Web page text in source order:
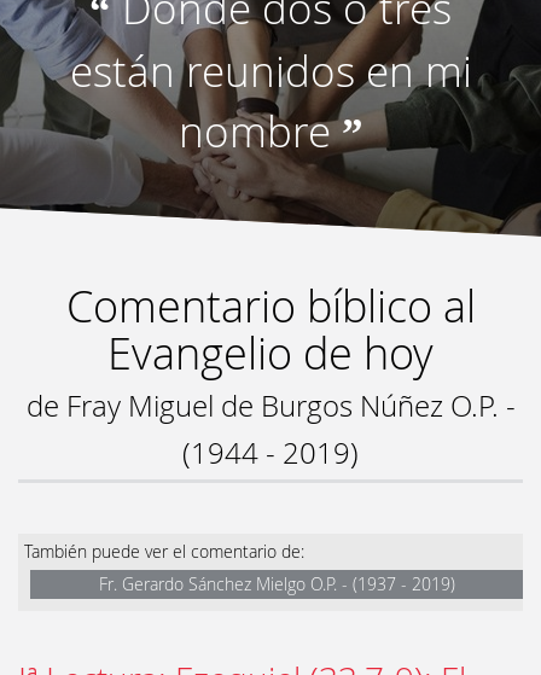
“
están reunidos en mi
nombre”
Comentario bíblico al
Evangelio de hoy
de Fray Miguel de Burgos Núñez O.P. -
(1944 - 2019)
También puede ver el comentario de:
Fr. Gerardo Sánchez Mielgo O.P. - (1937 - 2019)